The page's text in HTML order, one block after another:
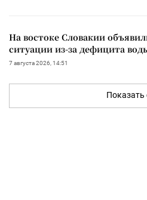
На востоке Словакии
ситуации из-за дефицита
7 августа 2026, 14:51
Показать